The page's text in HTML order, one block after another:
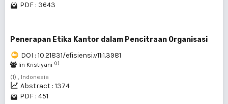
PDF : 3643
Penerapan Etika Kantor dalam Pencitraan Organisasi
DOI : 10.21831/efisiensi.v11i1.3981
Iin Kristiyani (1)
(1) , Indonesia
Abstract : 1374
PDF : 451